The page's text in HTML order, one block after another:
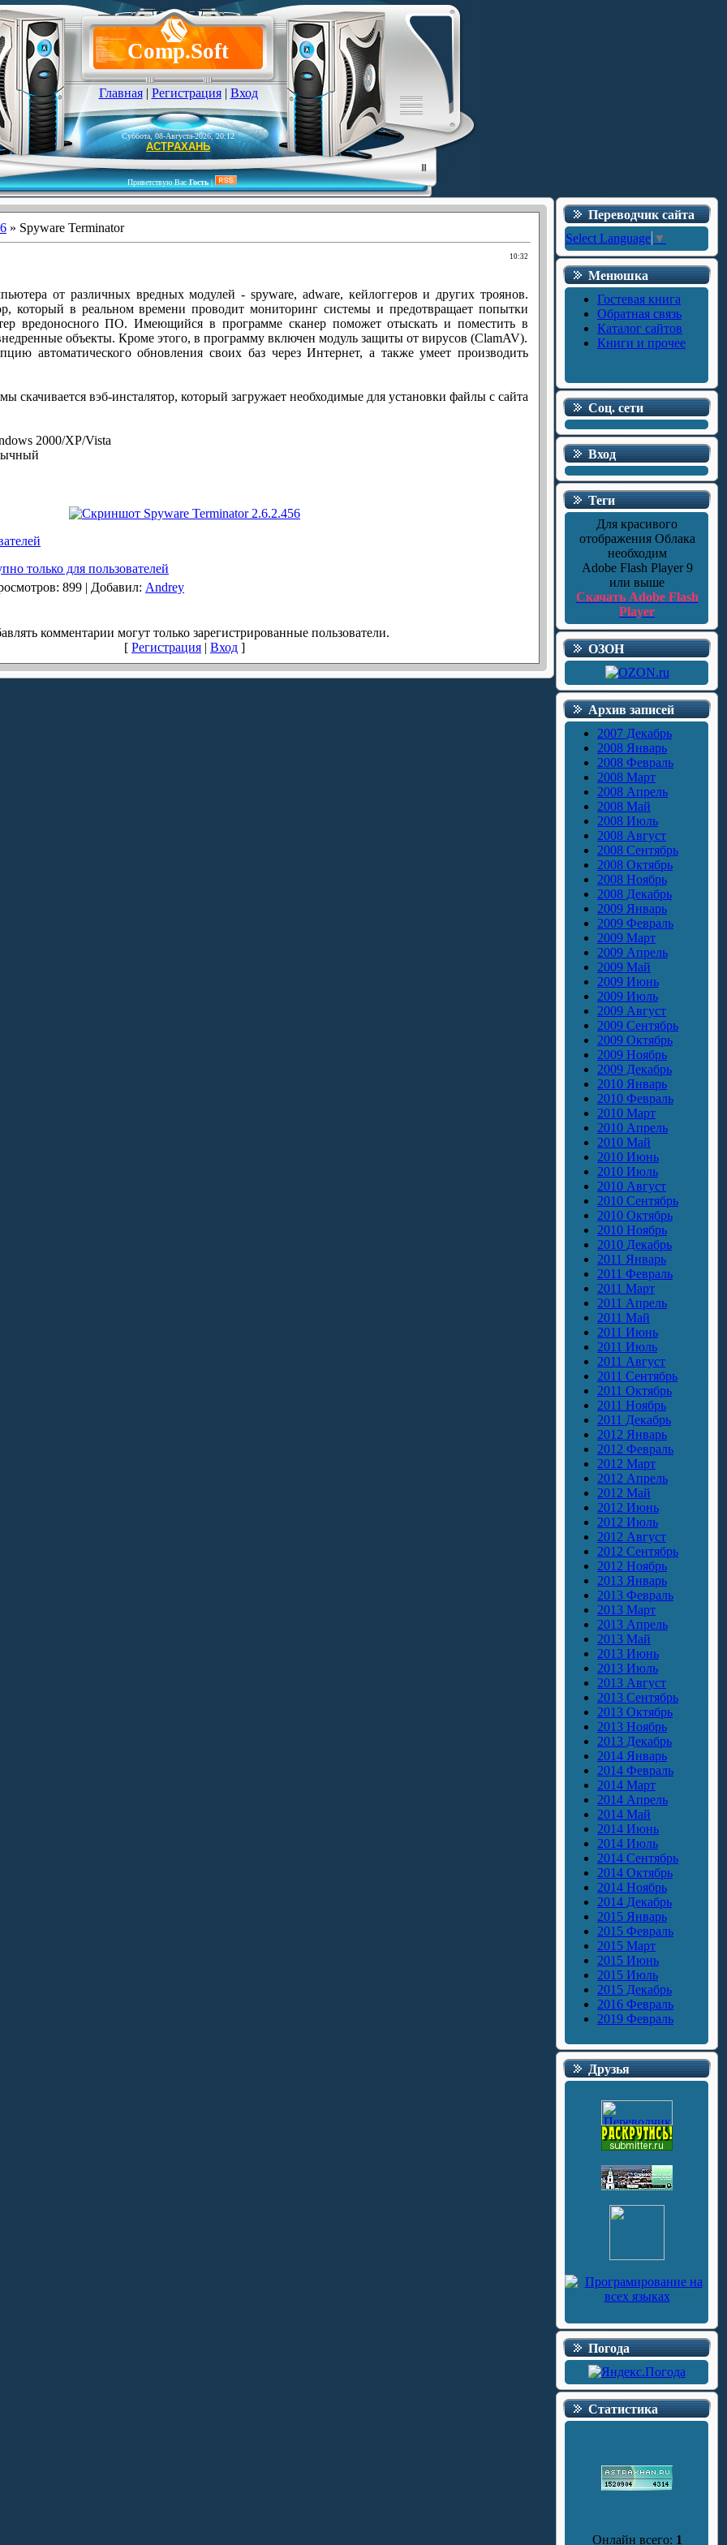
Comp.Soft
Главная| Регистрация| Вход
Суббота, 08-Августа-2026, 20:12
АСТРАХАНЬ
Приветствую Вас Гость|
» Spyware Terminator
10:32
от различных вредных модулей - spyware, adware, кейлоггеров и других троянов.
который в реальном времени проводит мониторинг системы и предотвращает попытки
вредоносного ПО. Имеющийся в программе сканер поможет отыскать и поместить в
объекты. Кроме этого, в программу включен модуль защиты от вирусов (ClamAV).
автоматического обновления своих баз через Интернет, а также умеет производить
скачивается вэб-инсталятор, который загружает необходимые для установки файлы с сайта
2000/XP/Vista
только для пользователей
: 899 | Добавил: Andrey
комментарии могут только зарегистрированные пользователи.
[ Регистрация | Вход ]
Переводчик сайта
Select Language ▼
Менюшка
Гостевая книга
Обратная связь
Каталог сайтов
Книги и прочее
Соц. сети
Вход
Теги
Для красивого
отображения Облака
необходим
Adobe Flash Player 9
или выше
Скачать Adobe Flash
Player
ОЗОН
Архив записей
2007 Декабрь
2008 Январь
2008 Февраль
2008 Март
2008 Апрель
2008 Май
2008 Июль
2008 Август
2008 Сентябрь
2008 Октябрь
2008 Ноябрь
2008 Декабрь
2009 Январь
2009 Февраль
2009 Март
2009 Апрель
2009 Май
2009 Июнь
2009 Июль
2009 Август
2009 Сентябрь
2009 Октябрь
2009 Ноябрь
2009 Декабрь
2010 Январь
2010 Февраль
2010 Март
2010 Апрель
2010 Май
2010 Июнь
2010 Июль
2010 Август
2010 Сентябрь
2010 Октябрь
2010 Ноябрь
2010 Декабрь
2011 Январь
2011 Февраль
2011 Март
2011 Апрель
2011 Май
2011 Июнь
2011 Июль
2011 Август
2011 Сентябрь
2011 Октябрь
2011 Ноябрь
2011 Декабрь
2012 Январь
2012 Февраль
2012 Март
2012 Апрель
2012 Май
2012 Июнь
2012 Июль
2012 Август
2012 Сентябрь
2012 Ноябрь
2013 Январь
2013 Февраль
2013 Март
2013 Апрель
2013 Май
2013 Июнь
2013 Июль
2013 Август
2013 Сентябрь
2013 Октябрь
2013 Ноябрь
2013 Декабрь
2014 Январь
2014 Февраль
2014 Март
2014 Апрель
2014 Май
2014 Июнь
2014 Июль
2014 Сентябрь
2014 Октябрь
2014 Ноябрь
2014 Декабрь
2015 Январь
2015 Февраль
2015 Март
2015 Июнь
2015 Июль
2015 Декабрь
2016 Февраль
2019 Февраль
Друзья
Погода
Статистика
Онлайн всего: 1